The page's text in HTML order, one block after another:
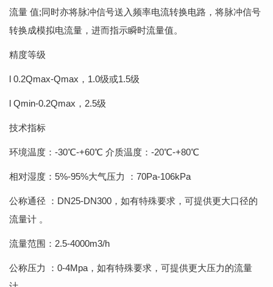
流量 值;同时亦将脉冲信号送入频率电流转换电路，将脉冲信号
转换成模拟电流量，进而指示瞬时流量值。
精度等级
l 0.2Qmax-Qmax，1.0级或1.5级
l Qmin-0.2Qmax，2.5级
技术指标
环境温度：-30℃-+60℃ 介质温度：-20℃-+80℃
相对湿度：5%-95%大气压力 ：70Pa-106kPa
公称通径 ：DN25-DN300，如有特殊要求，可提供更大口径的
流量计 。
流量范围：2.5-4000m3/h
公称压力 ：0-4Mpa，如有特殊要求，可提供更大压力的流量